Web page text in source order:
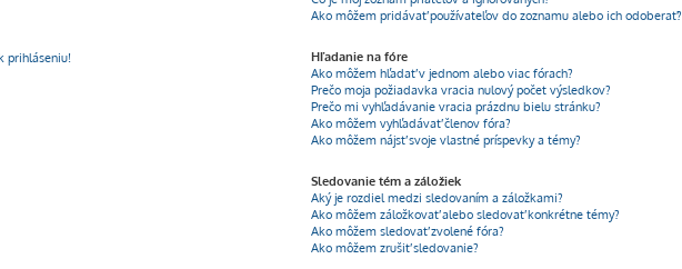
prihláseniu!
Ako môžem pridávať používateľov do zoznamu alebo ich odoberať?
Hľadanie na fóre
Ako môžem hľadať v jednom alebo viac fórach?
Prečo moja požiadavka vracia nulový počet výsledkov?
Prečo mi vyhľadávanie vracia prázdnu bielu stránku?
Ako môžem vyhľadávať členov fóra?
Ako môžem nájsť svoje vlastné príspevky a témy?
Sledovanie tém a záložiek
Aký je rozdiel medzi sledovaním a záložkami?
Ako môžem záložkovať alebo sledovať konkrétne témy?
Ako môžem sledovať zvolené fóra?
Ako môžem zrušiť sledovanie?